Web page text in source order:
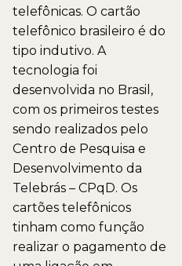
telefônicas. O cartão
telefônico brasileiro é do
tipo indutivo. A
tecnologia foi
desenvolvida no Brasil,
com os primeiros testes
sendo realizados pelo
Centro de Pesquisa e
Desenvolvimento da
Telebrás – CPqD. Os
cartões telefônicos
tinham como função
realizar o pagamento de